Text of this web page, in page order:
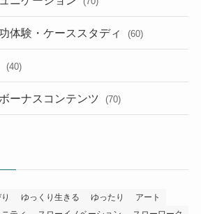
体験・ケーススタディ (60)
(40)
ーナスコンテンツ (70)
ゆっくり生きる ゆったり
アート